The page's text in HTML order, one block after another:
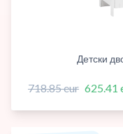
Детски
718.85 eur 625.41